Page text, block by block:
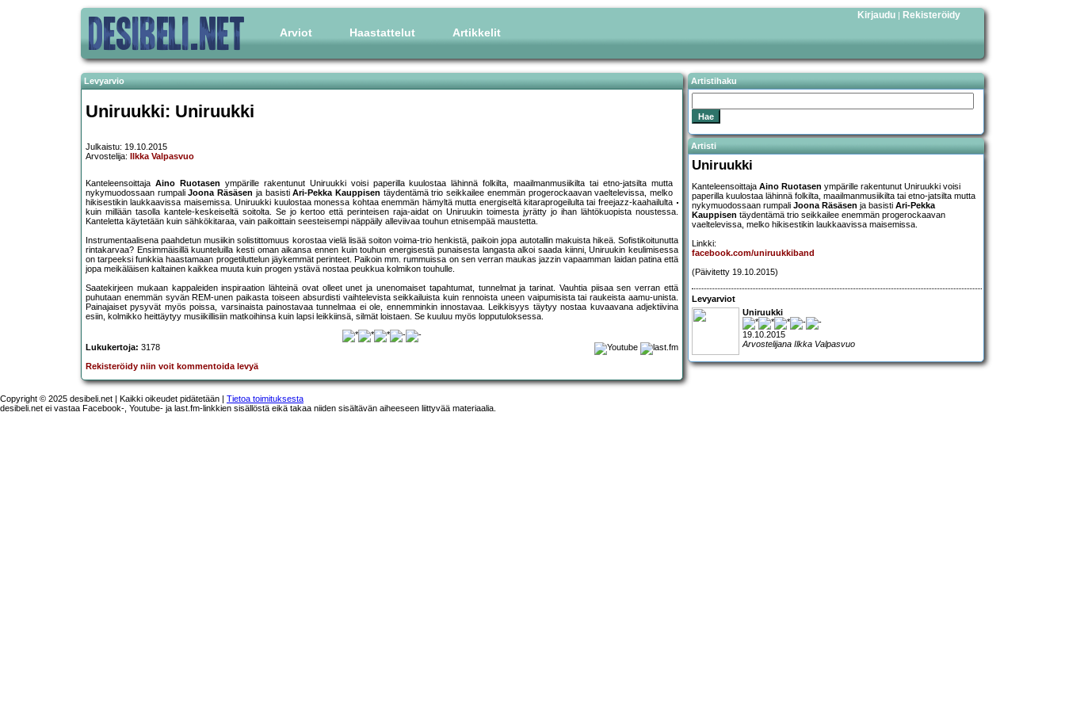
Arviot Haastattelut Artikkelit
Kirjaudu | Rekisteröidy
Levyarvio
Uniruukki: Uniruukki
Julkaistu: 19.10.2015
Arvostelija:
Ilkka Valpasvuo
Kanteleensoittaja Aino Ruotasen ympärille rakentunut Uniruukki voisi paperilla kuulostaa lähinnä folkilta, maailmanmusiikilta tai etno-jatsilta mutta
nykymuodossaan rumpaliJoona Räsäsen ja basistiAri-Pekka Kauppisen täydentämä trio seikkailee enemmän progerockaavan vaeltelevissa, melko
hikisestikin laukkaavissa maisemissa. Uniruukki kuulostaa monessa kohtaa enemmän hämyltä mutta energiseltä kitaraprogeilulta tai freejazz-kaahailulta
kuin millään tasolla kantele-keskeiseltä soitolta. Se jo kertoo että perinteisen raja-aidat on Uniruukin toimesta jyrätty jo ihan lähtökuopista noustessa.
Kanteletta käytetään kuin sähkökitaraa, vain paikoittain seesteisempi näppäily alleviivaa touhun etnisempää maustetta.
Instrumentaalisena paahdetun musiikin solistittomuus korostaa vielä lisää soiton voima-trio henkistä, paikoin jopa autotallin makuista hikeä. Sofistikoitunutta
rintakarvaa? Ensimmäisillä kuunteluilla kesti oman aikansa ennen kuin touhun energisestä punaisesta langasta alkoi saada kiinni, Uniruukin keulimisessa
on tarpeeksi funkkia haastamaan progetiluttelun jäykemmät perinteet. Paikoin mm. rummuissa on sen verran maukas jazzin vapaamman laidan patina että
jopa meikäläisen kaltainen kaikkea muuta kuin progen ystävä nostaa peukkua kolmikon touhulle.
Saatekirjeen mukaan kappaleiden inspiraation lähteinä ovat olleet unet ja unenomaiset tapahtumat, tunnelmat ja tarinat. Vauhtia piisaa sen verran että
puhutaan enemmän syvän REM-unen paikasta toiseen absurdisti vaihtelevista seikkailuista kuin rennoista uneen vaipumisista tai raukeista aamu-unista.
Painajaiset pysyvät myös poissa, varsinaista painostavaa tunnelmaa ei ole, ennemminkin innostavaa. Leikkisyys täytyy nostaa kuvaavana adjektiivina
esiin, kolmikko heittäytyy musiikillisiin matkoihinsa kuin lapsi leikkiinsä, silmät loistaen. Se kuuluu myös lopputuloksessa.
Lukukertoja: 3178
Rekisteröidy niin voit kommentoida levyä
Artistihaku
Artisti
Uniruukki
Kanteleensoittaja Aino Ruotasen ympärille rakentunut Uniruukki voisi
paperilla kuulostaa lähinnä folkilta, maailmanmusiikilta tai etno-jatsilta mutta
nykymuodossaan rumpali Joona Räsäsen ja basisti Ari-Pekka
Kauppisen täydentämä trio seikkailee enemmän progerockaavan
vaeltelevissa, melko hikisestikin laukkaavissa maisemissa.
Linkki:
facebook.com/uniruukkiband
(Päivitetty 19.10.2015)
Levyarviot
Uniruukki
19.10.2015
Arvostelijana Ilkka Valpasvuo
Copyright © 2025 desibeli.net | Kaikki oikeudet pidätetään | Tietoa toimituksesta
desibeli.net ei vastaa Facebook-, Youtube- ja last.fm-linkkien sisällöstä eikä takaa niiden sisältävän aiheeseen liittyvää materiaalia.